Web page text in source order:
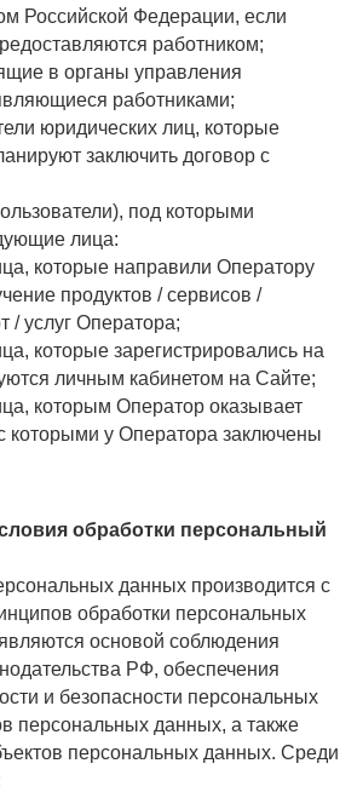
Российской Федерации, если
работником;
в органы управления
работниками;
юридических лиц, которые
заключить договор с
под которыми
лица:
которые направили Оператору
продуктов / сервисов /
/ услуг Оператора;
которые зарегистрировались на
личным кабинетом на Сайте;
которым Оператор оказывает
которыми у Оператора заключены
обработки персональный
данных производится с
обработки персональных
основой соблюдения
РФ, обеспечения
и безопасности персональных
персональных данных, а также
персональных данных. Среди